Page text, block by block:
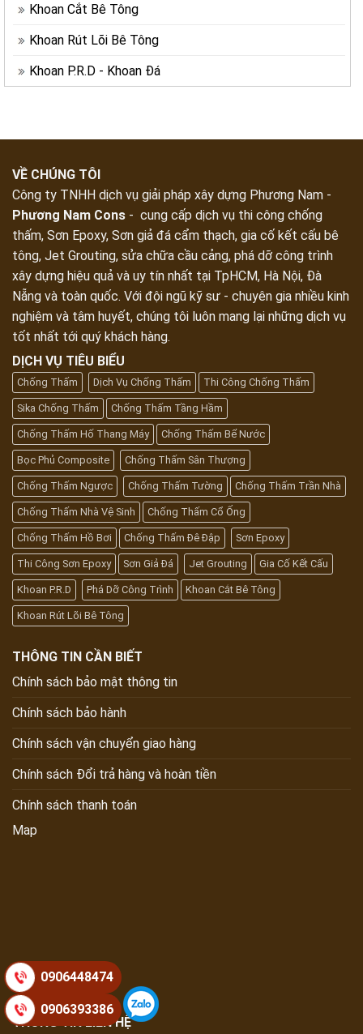
Khoan Cắt Bê Tông
Khoan Rút Lõi Bê Tông
Khoan P.R.D - Khoan Đá
VỀ CHÚNG TÔI
Công ty TNHH dịch vụ giải pháp xây dựng Phương Nam -
Phương Nam Cons - cung cấp dịch vụ thi công chống
thấm, Sơn Epoxy, Sơn giả đá cẩm thạch, gia cố kết cấu bê
tông, Jet Grouting, sửa chữa cầu cảng, phá dỡ công trình
xây dựng hiệu quả và uy tín nhất tại TpHCM, Hà Nội, Đà
Nẵng và toàn quốc. Với đội ngũ kỹ sư - chuyên gia nhiều kinh
nghiệm và tâm huyết, chúng tôi luôn mang lại những dịch vụ
tốt nhất tới quý khách hàng.
DỊCH VỤ TIÊU BIỂU
Chống Thấm Dịch Vụ Chống Thấm Thi Công Chống Thấm
Sika Chống Thấm Chống Thấm Tầng Hầm
Chống Thấm Hố Thang Máy Chống Thấm Bể Nước
Bọc Phủ Composite Chống Thấm Sân Thượng
Chống Thấm Ngược Chống Thấm Tường Chống Thấm Trần Nhà
Chống Thấm Nhà Vệ Sinh Chống Thấm Cổ Ống
Chống Thấm Hồ Bơi Chống Thấm Đê Đập Sơn Epoxy
Thi Công Sơn Epoxy Sơn Giả Đá Jet Grouting Gia Cố Kết Cấu
Khoan P.R.D Phá Dỡ Công Trình Khoan Cắt Bê Tông
Khoan Rút Lõi Bê Tông
THÔNG TIN CẦN BIẾT
Chính sách bảo mật thông tin
Chính sách bảo hành
Chính sách vận chuyển giao hàng
Chính sách Đổi trả hàng và hoàn tiền
Chính sách thanh toán
Map
THÔNG TIN LIÊN HỆ
0906448474
0906393386